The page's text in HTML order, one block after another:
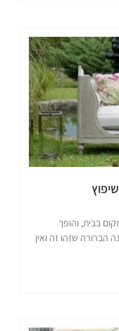
בבית, והופך
שזהו זה ואין